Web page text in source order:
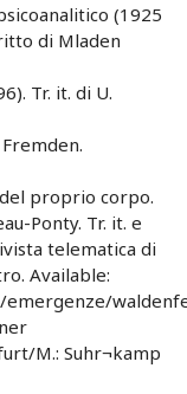
(1925
di Mladen
Tr. it. di U.
proprio corpo.
Ponty. Tr. it. e
telematica di
Available:
M.: Suhr¬kamp